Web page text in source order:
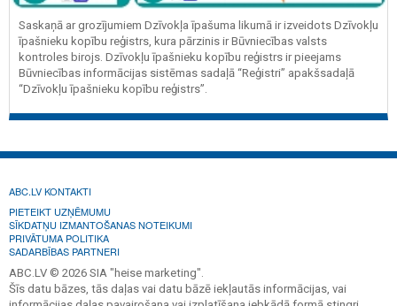
Saskaņā ar grozījumiem Dzīvokļa īpašuma likumā ir izveidots Dzīvokļu
īpašnieku kopību reģistrs, kura pārzinis ir Būvniecības valsts
kontroles birojs. Dzīvokļu īpašnieku kopību reģistrs ir pieejams
Būvniecības informācijas sistēmas sadaļā “Reģistri” apakšsadaļā
“Dzīvokļu īpašnieku kopību reģistrs”.
ABC.LV KONTAKTI
PIETEIKT UZŅĒMUMU
SĪKDATŅU IZMANTOŠANAS NOTEIKUMI
PRIVĀTUMA POLITIKA
SADARBĪBAS PARTNERI
ABC.LV © 2026 SIA "heise marketing".
Šīs datu bāzes, tās daļas vai datu bāzē iekļautās informācijas, vai